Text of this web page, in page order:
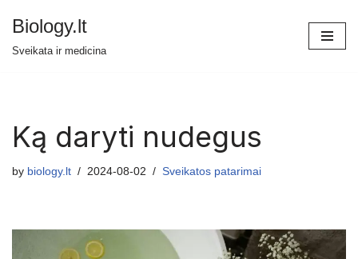
Biology.lt
Sveikata ir medicina
Ką daryti nudegus
by biology.lt 2024-08-02 Sveikatos patarimai